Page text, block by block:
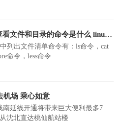
linux中查看文件和目录的命令是什么 linux查看文件或目录的命令
列出文件清单命令有：ls命令，cat
命令，less命令
机场 乘心如意
南延线开通将带来巨大便利最多7
沈北直达桃仙航站楼